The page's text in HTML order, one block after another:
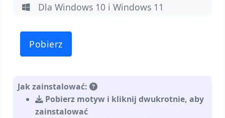
Dla Windows 10 i Windows 11
Pobierz
Jak zainstalować:
Pobierz motyw i kliknij dwukrotnie, aby
zainstalować